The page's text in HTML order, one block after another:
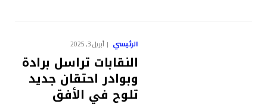
الرئيسي أبريل 3, 2025
النقابات تراسل برادة
وبوادر احتقان جديد
تلوح في الأفق